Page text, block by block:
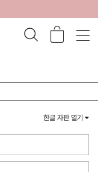
한글 자판 열기